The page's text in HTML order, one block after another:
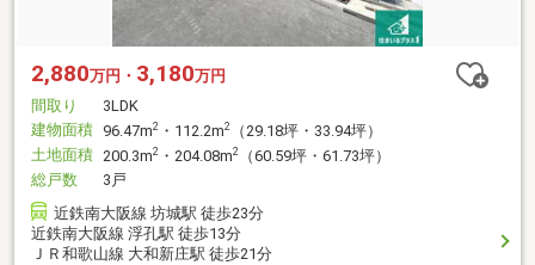
2,880万円・ 3,180万円
間取り
3LDK
建物面積 96.47m2 ・112.2m2
（29.18坪・33.94坪）
土地面積 200.3m2 ・204.08m2
（60.59坪・61.73坪）
総戸数
3戸
近鉄南大阪線 坊城駅 徒歩23分
近鉄南大阪線 浮孔駅 徒歩13分
ＪＲ和歌山線 大和新庄駅 徒歩21分